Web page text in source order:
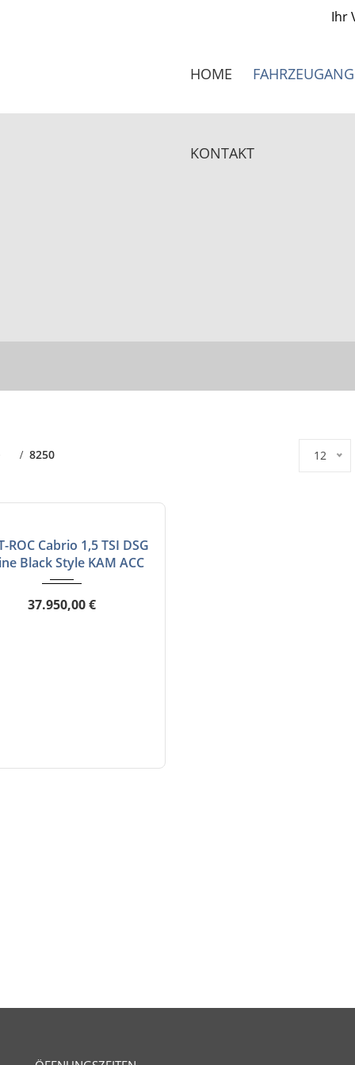
Ihr
HOME
KONTAKT
8250 12
ROC Cabrio 1,5 TSI DSG
Black Style KAM ACC
37.950,00 €